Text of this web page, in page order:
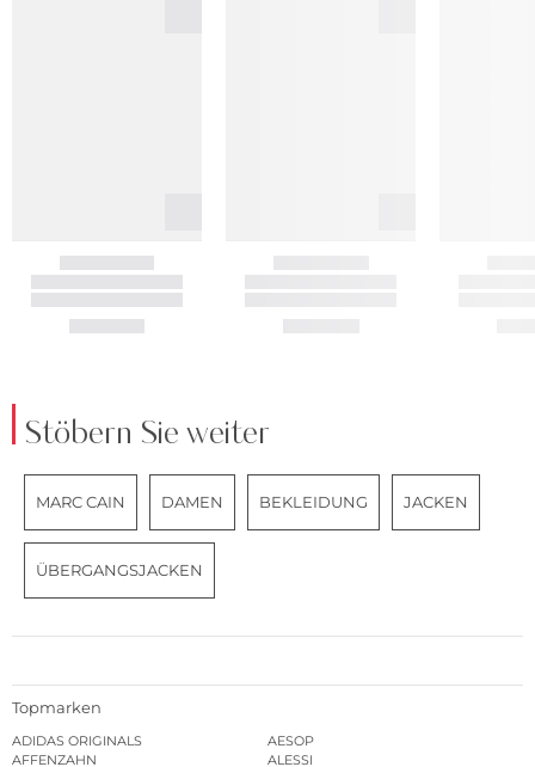
Stöbern Sie weiter
MARC CAIN DAMEN BEKLEIDUNG JACKEN
ÜBERGANGSJACKEN
Topmarken
ADIDAS ORIGINALS
AESOP
AFFENZAHN
ALESSI